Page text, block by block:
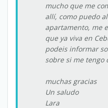
mucho que me
allí, como puedo
apartamento, me
que ya viva en
podeis informar
sobre si me tengo
muchas gracias
Un saludo
Lara